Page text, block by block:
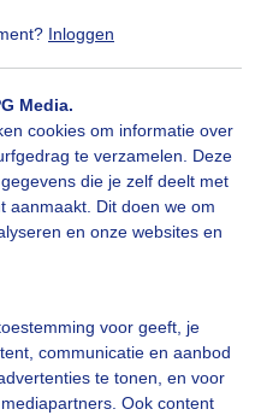
Inloggen
Media.
cookies om informatie over
te verzamelen. Deze
die je zelf deelt met
aanmaakt. Dit doen we om
en onze websites en
voor geeft, je
communicatie en aanbod
te tonen, en voor
Ook content
aub...